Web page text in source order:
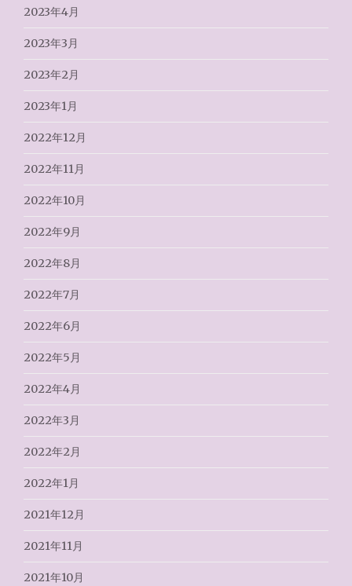
2023年4月
2023年3月
2023年2月
2023年1月
2022年12月
2022年11月
2022年10月
2022年9月
2022年8月
2022年7月
2022年6月
2022年5月
2022年4月
2022年3月
2022年2月
2022年1月
2021年12月
2021年11月
2021年10月